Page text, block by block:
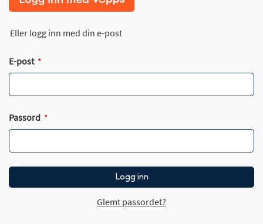
Eller logg inn med din e-post
E-post
Passord
Logg inn
Glemt passordet?